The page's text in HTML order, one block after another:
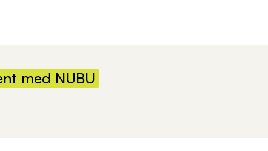
med NUBU